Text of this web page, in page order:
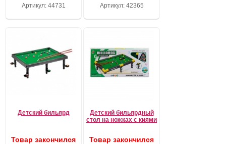
Артикул: 44731 Артикул: 42365
Детский бильярд
Товар закончился
Детский бильярдный
стол на ножках с киями
Товар закончился